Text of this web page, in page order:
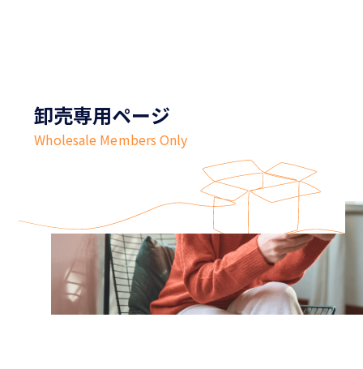
卸売専用ページ
Wholesale Members Only